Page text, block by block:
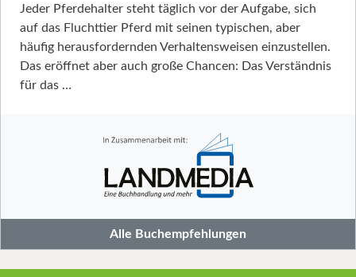
Jeder Pferdehalter steht täglich vor der Aufgabe, sich
auf das Fluchttier Pferd mit seinen typischen, aber
häufig herausfordernden Verhaltensweisen einzustellen.
Das eröffnet aber auch große Chancen: Das Verständnis
für das …
Alle Buchempfehlungen